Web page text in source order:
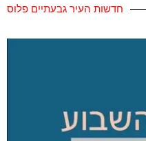
חדשות העיר גבעתיים פלוס